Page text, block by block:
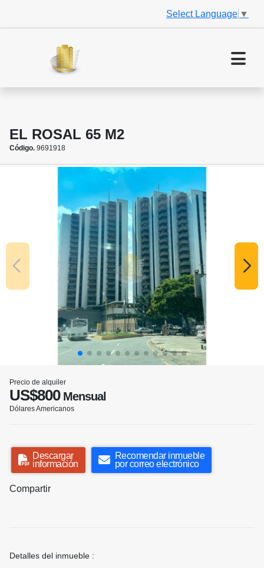
Select Language ▼
EL ROSAL 65 M2
Código. 9691918
Precio de alquiler
US$800Mensual
Dólares Americanos
Descargar
información
Recomendar inmueble
por correo electrónico
Compartir
Detalles del inmueble :